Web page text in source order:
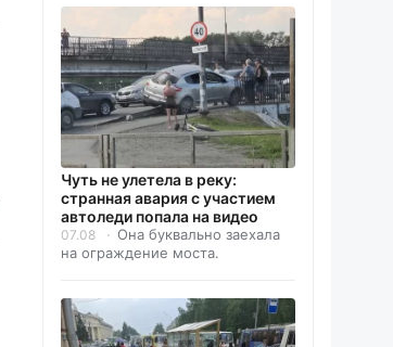
Чуть не улетела в реку:
странная авария с участием
автоледи попала на видео
07.08
Она буквально заехала
на ограждение моста.